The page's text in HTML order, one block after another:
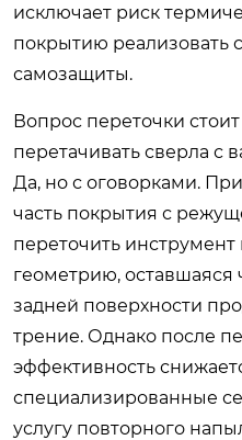
исключает риск
покрытию реализовать
самозащиты.
Вопрос переточки
перетачивать сверла с
Да, но с оговорками.
часть покрытия с
переточить
геометрию, оставшаяся
задней поверхности
трение. Однако после
эффективность
специализированные
услугу повторного